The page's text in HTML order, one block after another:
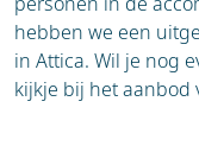
hebben we een
in Attica. Wil je nog
kijkje bij het aanbod